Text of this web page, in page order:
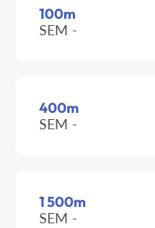
100m
SEM -
400m
SEM -
1 500m
SEM -